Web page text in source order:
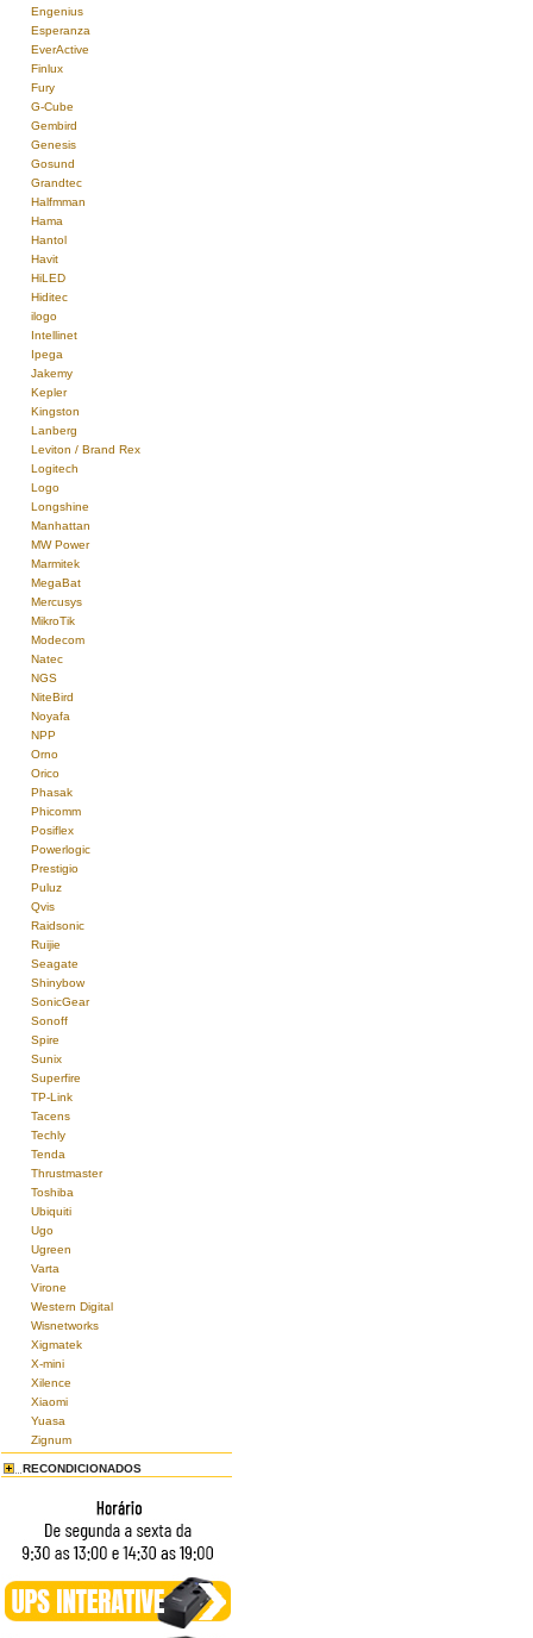
Engenius
Esperanza
EverActive
Finlux
Fury
G-Cube
Gembird
Genesis
Gosund
Grandtec
Halfmman
Hama
Hantol
Havit
HiLED
Hiditec
ilogo
Intellinet
Ipega
Jakemy
Kepler
Kingston
Lanberg
Leviton / Brand Rex
Logitech
Logo
Longshine
Manhattan
MW Power
Marmitek
MegaBat
Mercusys
MikroTik
Modecom
Natec
NGS
NiteBird
Noyafa
NPP
Orno
Orico
Phasak
Phicomm
Posiflex
Powerlogic
Prestigio
Puluz
Qvis
Raidsonic
Ruijie
Seagate
Shinybow
SonicGear
Sonoff
Spire
Sunix
Superfire
TP-Link
Tacens
Techly
Tenda
Thrustmaster
Toshiba
Ubiquiti
Ugo
Ugreen
Varta
Virone
Western Digital
Wisnetworks
Xigmatek
X-mini
Xilence
Xiaomi
Yuasa
Zignum
RECONDICIONADOS